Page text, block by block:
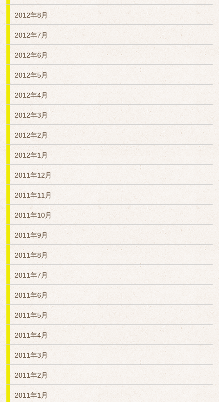
2012年8月
2012年7月
2012年6月
2012年5月
2012年4月
2012年3月
2012年2月
2012年1月
2011年12月
2011年11月
2011年10月
2011年9月
2011年8月
2011年7月
2011年6月
2011年5月
2011年4月
2011年3月
2011年2月
2011年1月